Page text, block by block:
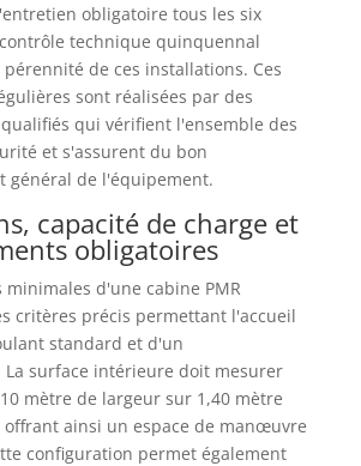
obligatoire tous les six
technique quinquennal
de ces installations. Ces
sont réalisées par des
qui vérifient l'ensemble des
et s'assurent du bon
général de l'équipement.
capacité de charge et
obligatoires
minimales d'une cabine PMR
critères précis permettant l'accueil
standard et d'un
La surface intérieure doit mesurer
mètre de largeur sur 1,40 mètre
ainsi un espace de manœuvre
configuration permet également